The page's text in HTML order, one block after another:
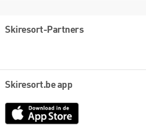
Skiresort-Partners
Skiresort.be app
App